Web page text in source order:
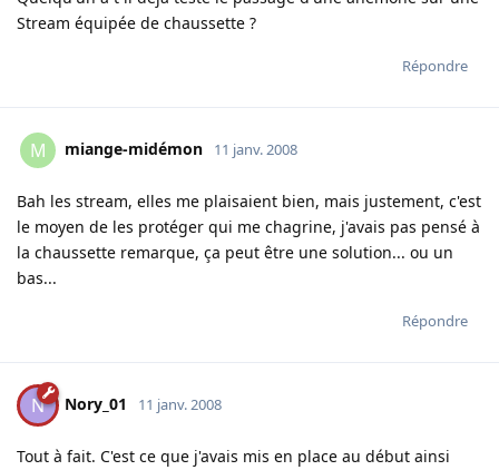
Stream équipée de chaussette ?
Répondre
M miange-midémon 11 janv. 2008
Bah les stream, elles me plaisaient bien, mais justement, c'est
le moyen de les protéger qui me chagrine, j'avais pas pensé à
la chaussette remarque, ça peut être une solution... ou un
bas...
Répondre
N Nory_01 11 janv. 2008
Tout à fait. C'est ce que j'avais mis en place au début ainsi